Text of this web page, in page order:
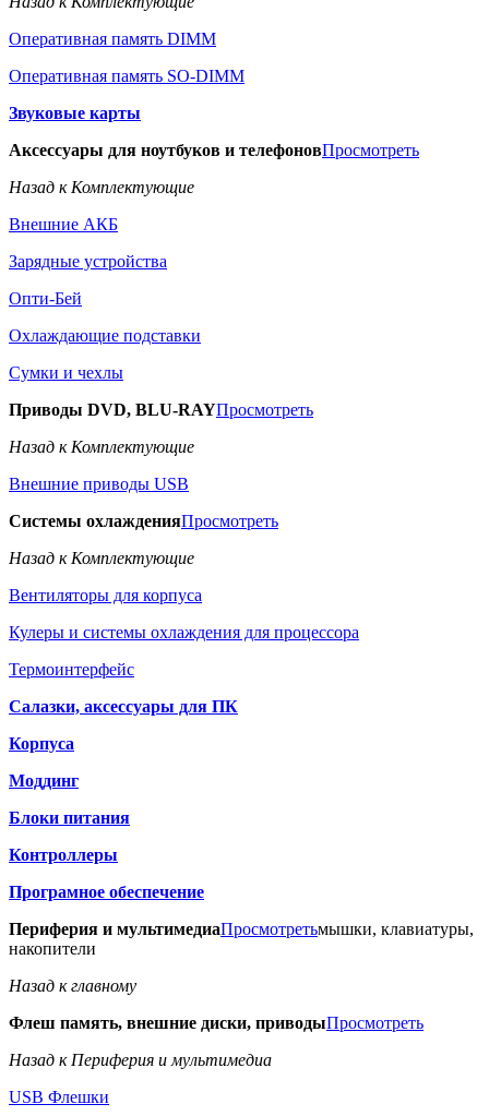
Оперативная память DIMM
Оперативная память SO-DIMM
Звуковые карты
Аксессуары для ноутбуков и телефоновПросмотреть
Назад к Комплектующие
Внешние АКБ
Зарядные устройства
Опти-Бей
Охлаждающие подставки
Сумки и чехлы
Приводы DVD, BLU-RAYПросмотреть
Назад к Комплектующие
Внешние приводы USB
Системы охлажденияПросмотреть
Назад к Комплектующие
Вентиляторы для корпуса
Кулеры и системы охлаждения для процессора
Термоинтерфейс
Салазки, аксессуары для ПК
Корпуса
Моддинг
Блоки питания
Контроллеры
Програмное обеспечение
Периферия и мультимедиаПросмотретьмышки, клавиатуры,
накопители
Назад к главному
Флеш память, внешние диски, приводыПросмотреть
Назад к Периферия и мультимедиа
USB Флешки